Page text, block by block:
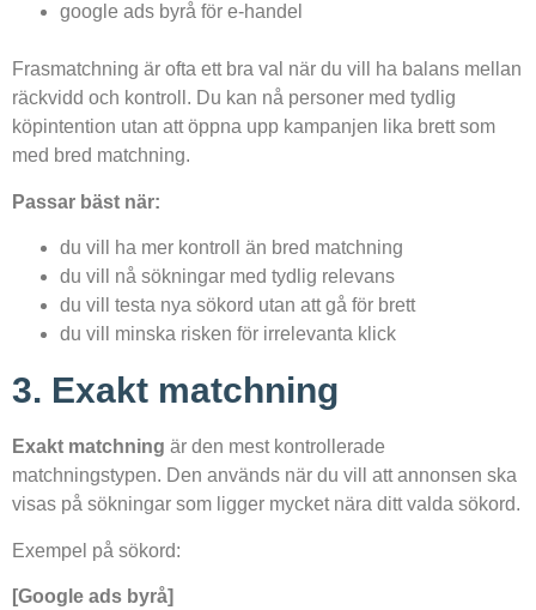
google ads byrå för e-handel
Frasmatchning är ofta ett bra val när du vill ha balans mellan
räckvidd och kontroll. Du kan nå personer med tydlig
köpintention utan att öppna upp kampanjen lika brett som
med bred matchning.
Passar bäst när:
du vill ha mer kontroll än bred matchning
du vill nå sökningar med tydlig relevans
du vill testa nya sökord utan att gå för brett
du vill minska risken för irrelevanta klick
3. Exakt matchning
Exakt matchning är den mest kontrollerade
matchningstypen. Den används när du vill att annonsen ska
visas på sökningar som ligger mycket nära ditt valda sökord.
Exempel på sökord:
[Google ads byrå]